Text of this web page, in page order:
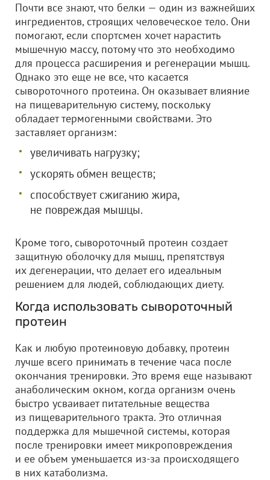
Почти все знают, что белки — один из важнейших
ингредиентов, строящих человеческое тело. Они
помогают, если спортсмен хочет нарастить
мышечную массу, потому что это необходимо
для процесса расширения и регенерации мышц.
Однако это еще не все, что касается
сывороточного протеина. Он оказывает влияние
на пищеварительную систему, поскольку
обладает термогенными свойствами. Это
заставляет организм:
увеличивать нагрузку;
ускорять обмен веществ;
способствует сжиганию жира,
не повреждая мышцы.
Кроме того, сывороточный протеин создает
защитную оболочку для мышц, препятствуя
их дегенерации, что делает его идеальным
решением для людей, соблюдающих диету.
Когда использовать сывороточный
протеин
Как и любую протеиновую добавку, протеин
лучше всего принимать в течение часа после
окончания тренировки. Это время еще называют
анаболическим окном, когда организм очень
быстро усваивает питательные вещества
из пищеварительного тракта. Это отличная
поддержка для мышечной системы, которая
после тренировки имеет микроповреждения
и ее объем уменьшается из-за происходящего
в них катаболизма.